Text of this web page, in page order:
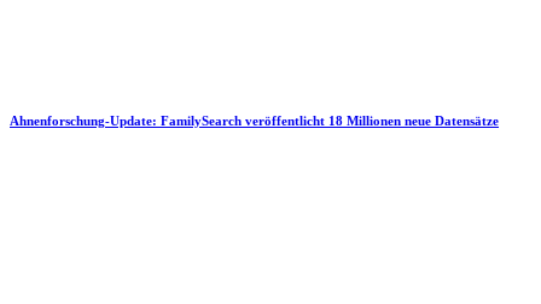
Ahnenforschung-Update: FamilySearch veröffentlicht 18 Millionen neue Datensätze